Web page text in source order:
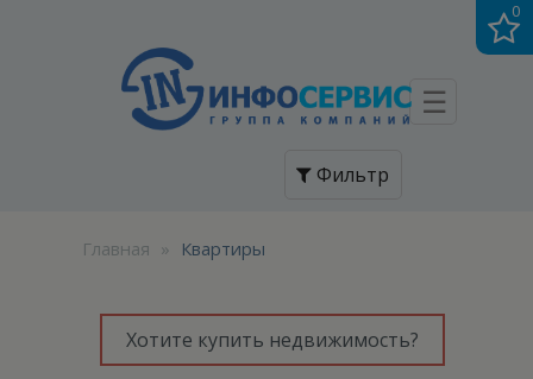
☰
Фильтр
Главная » Квартиры
Хотите купить недвижимость?
0